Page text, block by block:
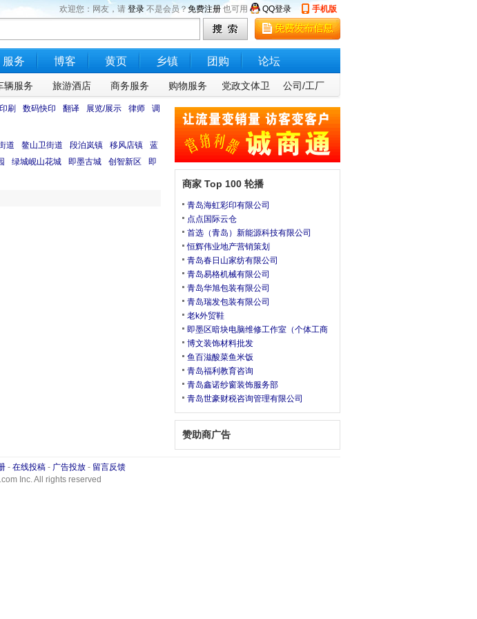
欢迎您：网友，请 登录 不是会员？免费注册 也可用 QQ登录 手机版
服务 博客 黄页 乡镇 团购 论坛
辆服务 旅游酒店 商务服务 购物服务 党政文体卫 公司/工厂
印刷 数码快印 翻译 展览/展示 律师
调
道 鳌山卫街道 段泊岚镇 移风店镇
蓝
绿城岘山花城 即墨古城 创智新区
即
商家 Top 100 轮播
青岛海虹彩印有限公司
点点国际云仓
首选（青岛）新能源科技有限公司
恒辉伟业地产营销策划
青岛春日山家纺有限公司
青岛易格机械有限公司
青岛华旭包装有限公司
青岛瑞发包装有限公司
老k外贸鞋
即墨区暗块电脑维修工作室（个体工商
博文装饰材料批发
鱼百滋酸菜鱼米饭
青岛福利教育咨询
青岛鑫诺纱窗装饰服务部
青岛世豪财税咨询管理有限公司
赞助商广告
- 在线投稿 - 广告投放 - 留言反馈
Inc. All rights reserved